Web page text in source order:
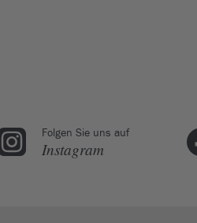
Folgen Sie uns auf
Instagram